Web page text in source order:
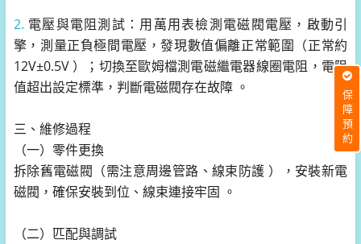
2. 電壓與電阻測試：用萬用表檢測電磁閥電壓，啟動引
擎，測量正負極間電壓，發現數值偏離正常範圍（正常約
12V±0.5V ）；切換至歐姆檔測電磁繼電器線圈電阻，電阻
值超出設定標準，判斷電磁閥存在故障 。
三、維修過程
（一）零件更換
拆除舊電磁閥（需注意周邊管路、線束防護 ），安裝新電
磁閥，確保安裝到位、線束連接牢固 。
（二）匹配與調試
保障預約